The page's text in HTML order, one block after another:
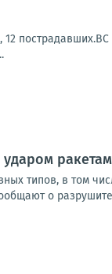
типов, в том
о